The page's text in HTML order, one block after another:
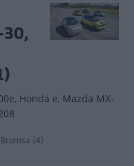
Honda e, Mazda MX-
Bromsa (4)